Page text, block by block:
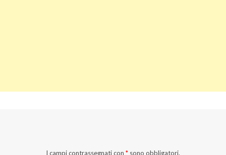
I campi contrassegnati con * sono obbligatori.